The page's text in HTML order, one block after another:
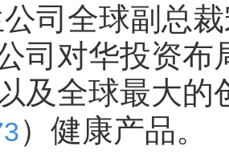
公司全球副总
司对华投资布
及全球最大的
）健康产品。